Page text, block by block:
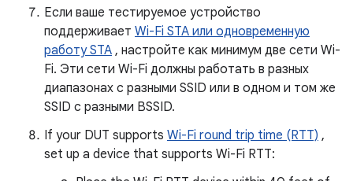
Если ваше тестируемое устройство
поддерживает Wi-Fi STA или одновременную
работу STA , настройте как минимум две сети Wi-
Fi. Эти сети Wi-Fi должны работать в разных
диапазонах с разными SSID или в одном и том же
SSID с разными BSSID.
If your DUT supports Wi-Fi round trip time (RTT) ,
set up a device that supports Wi-Fi RTT: